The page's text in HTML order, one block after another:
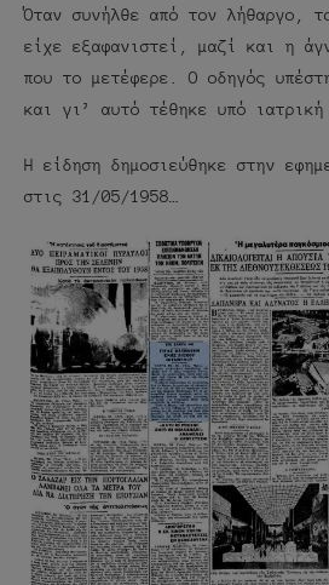
Όταν συνήλθε από τον λήθαργο,
είχε εξαφανιστεί, μαζί και η
που το μετέφερε. Ο οδηγός
και γι’ αυτό τέθηκε υπό ιατρική
Η είδηση δημοσιεύθηκε στην
στις 31/05/1958…